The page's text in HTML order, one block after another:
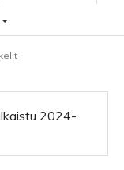
2024-